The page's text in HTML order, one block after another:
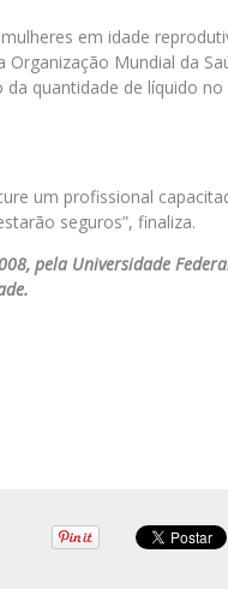
em idade
Mundial da
quantidade de líquido
um profissional
seguros”, finaliza.
pela Universidade